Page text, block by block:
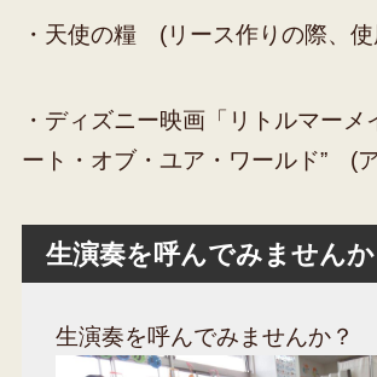
・天使の糧 (リース作りの際、
・ディズニー映画「リトルマーメ
ート・オブ・ユア・ワールド” (
生演奏を呼んでみませんか
生演奏を呼んでみませんか？